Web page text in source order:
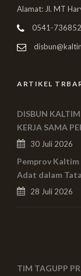
Alamat: Jl. MT
0541-736852
ARTIKEL
DISBUN
KERJA SAMA
30 Juli 2026
Pemprov
Adat dalam
28 Juli 2026
TIM TAGUPP